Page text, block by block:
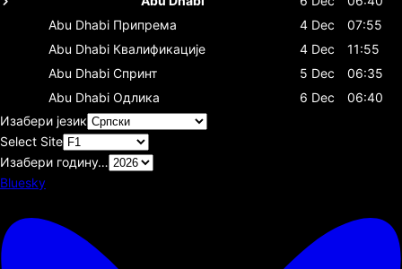
Abu Dhabi Припрема 4 Dec
07:55
Abu Dhabi Квалификације 4 Dec
11:55
Abu Dhabi Спринт 5 Dec
06:35
Abu Dhabi Одлика 6 Dec
06:40
Изабери језик
Select Site
Изабери годину…
Bluesky